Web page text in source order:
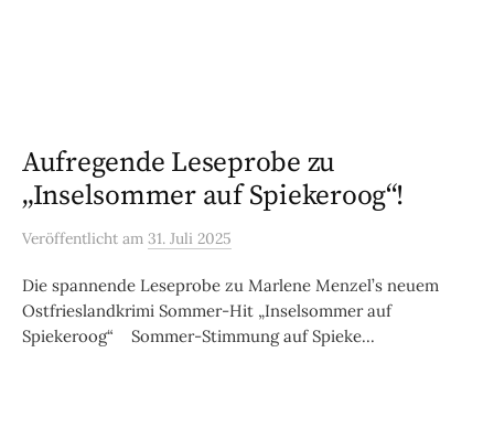
Aufregende Leseprobe zu
„Inselsommer auf Spiekeroog“!
Veröffentlicht am 31. Juli 2025
Die spannende Leseprobe zu Marlene Menzel’s neuem
Ostfrieslandkrimi Sommer-Hit „Inselsommer auf
Spiekeroog“ Sommer-Stimmung auf Spieke...